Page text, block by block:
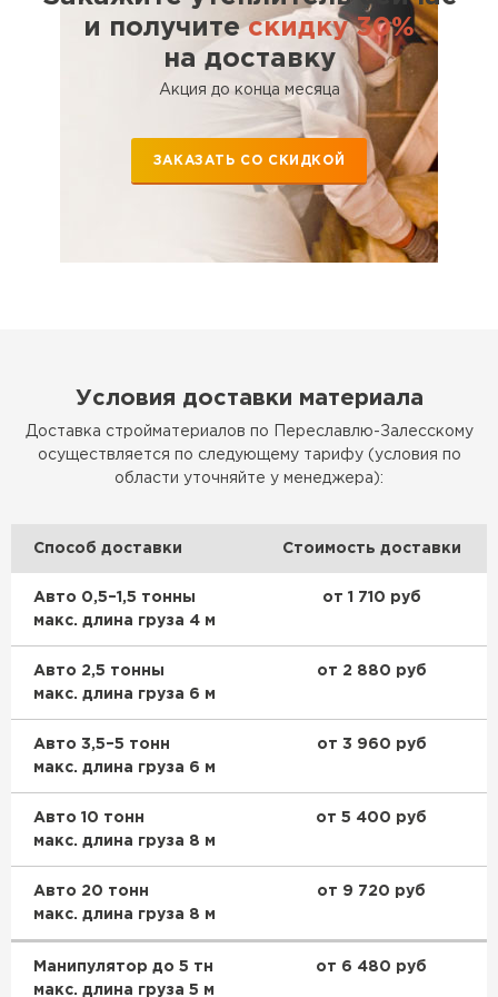
и получитескидку 30%
на доставку
Акция до конца месяца
ЗАКАЗАТЬ СО СКИДКОЙ
Условия доставки материала
Доставка стройматериалов по Переславлю-Залесскому
осуществляется по следующему тарифу (условия по
области уточняйте у менеджера):
Способ доставки Стоимость доставки
Авто 0,5–1,5 тонны
макс. длина груза 4 м
от 1 710 руб
Авто 2,5 тонны
макс. длина груза 6 м
от 2 880 руб
Авто 3,5–5 тонн
макс. длина груза 6 м
от 3 960 руб
Авто 10 тонн
макс. длина груза 8 м
от 5 400 руб
Авто 20 тонн
макс. длина груза 8 м
от 9 720 руб
Манипулятор до 5 тн
макс. длина груза 5 м
от 6 480 руб
ПЕРЕЙТИ
Утеплитель Теплекс
ПЕРЕЙТИ
Утеплитель Изомин
ПЕРЕЙТИ
Утеплитель Knauf
ПЕРЕЙТИ
Утеплитель Isover
Утеплитель Paroc
Утеплитель Penoplex
ПЕРЕЙТИ
Утеплитель Тимплэкс